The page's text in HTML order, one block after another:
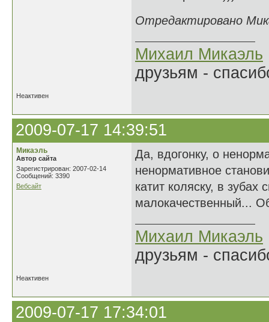
Отредактировано
Михаил Микаэль
друзьям -
Неактивен
2009-07-17 14:39:51
Микаэль
Автор сайта
Зарегистрирован: 2007-02-14
Сообщений: 3390
Вебсайт
Да, вдогонку, о
ненормативное
катит коляску, в зубах
малокачественный...
Михаил Микаэль
друзьям -
Неактивен
2009-07-17 17:34:01